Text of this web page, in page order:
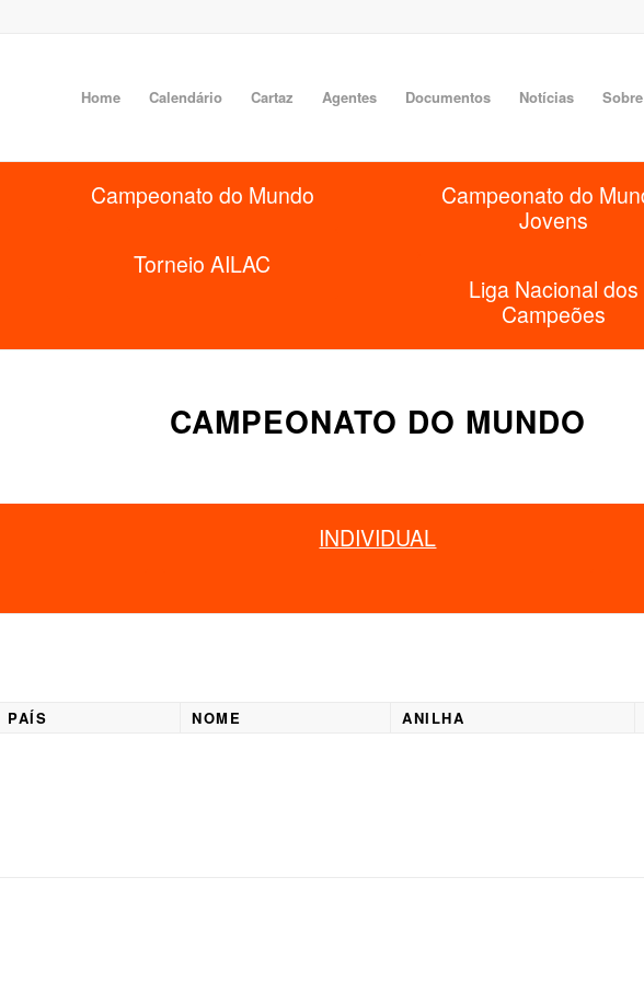
Home Calendário Cartaz Agentes Documentos Notícias
Campeonato do Mundo
Torneio AILAC
Campeonato do
Jovens
Liga Nacional dos
Campeões
CAMPEONATO DO MUNDO
INDIVIDUAL
PAÍS NOME ANILHA